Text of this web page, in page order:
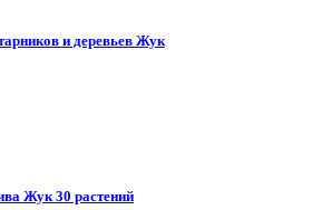
и деревьев Жук
Жук 30 растений